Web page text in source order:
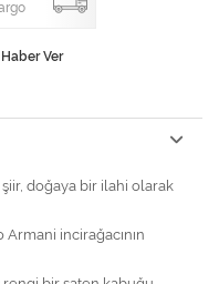
Ver
doğaya bir ilahi olarak
incirağacının